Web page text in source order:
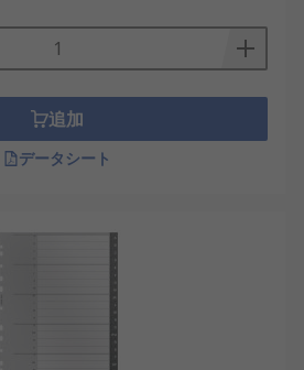
追加
データシート